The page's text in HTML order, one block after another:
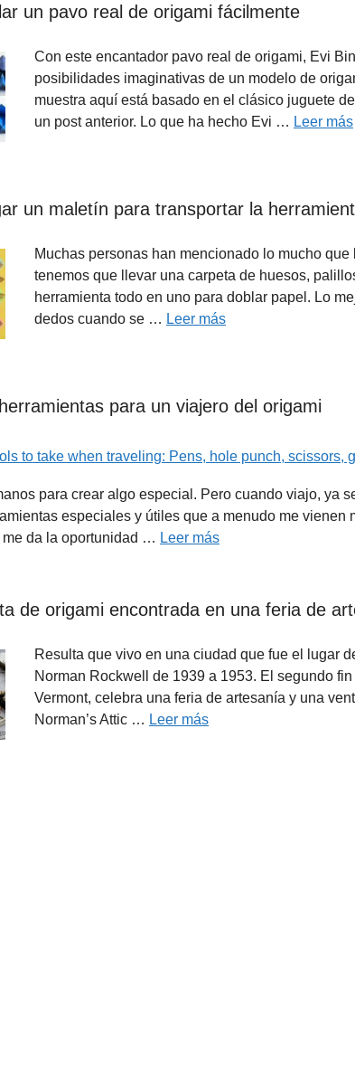
un pavo real de origami fácilmente
Con este encantador pavo real de origami, Evi
posibilidades imaginativas de un modelo de
muestra aquí está basado en el clásico juguete
un post anterior. Lo que ha hecho Evi … Leer más
un maletín para transportar la
Muchas personas han mencionado lo mucho
tenemos que llevar una carpeta de huesos,
herramienta todo en uno para doblar papel. Lo
dedos cuando se … Leer más
para un viajero del origami
para crear algo especial. Pero cuando viajo, ya
especiales y útiles que a menudo me
me da la oportunidad … Leer más
de origami encontrada en una feria de
Resulta que vivo en una ciudad que fue el lugar
Norman Rockwell de 1939 a 1953. El segundo
Vermont, celebra una feria de artesanía y una
Norman’s Attic … Leer más